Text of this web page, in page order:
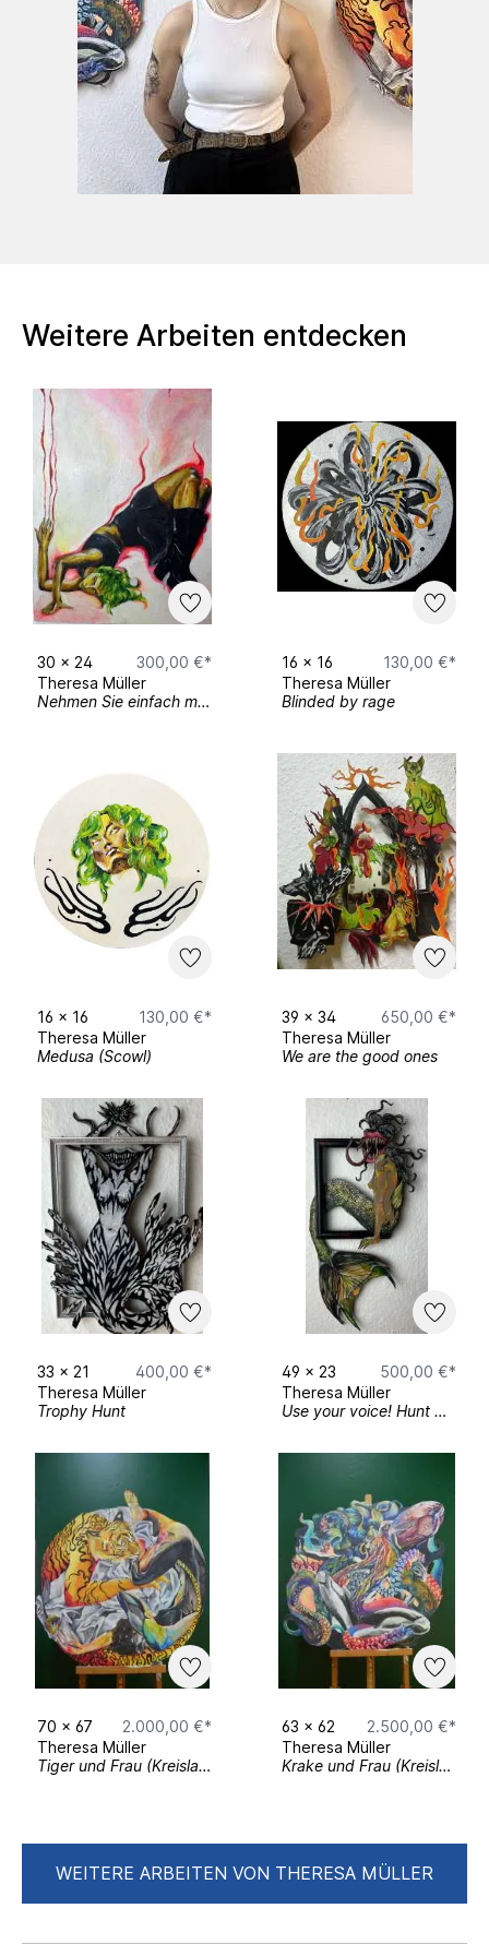
2020 The Ancient Britons. Die Erschienung
eines verschollenen Bildes, AKKU
Projektraum, Stuttgart
Weitere Arbeiten entdecken
30 x 24
300,00 €*
Theresa Müller
Nehmen Sie einfach mal an, mit Ihnen sei alles okey.
16 x 16
130,00 €*
Theresa Müller
Blinded by rage
16 x 16
130,00 €*
Theresa Müller
Medusa (Scowl)
39 x 34
650,00 €*
Theresa Müller
We are the good ones
33 x 21
400,00 €*
Theresa Müller
Trophy Hunt
49 x 23
500,00 €*
Theresa Müller
Use your voice! Hunt men.
70 x 67
2.000,00 €*
Theresa Müller
Tiger und Frau (Kreislauf)
63 x 62
2.500,00 €*
Theresa Müller
Krake und Frau (Kreislauf)
WEITERE ARBEITEN VON THERESA MÜLLER